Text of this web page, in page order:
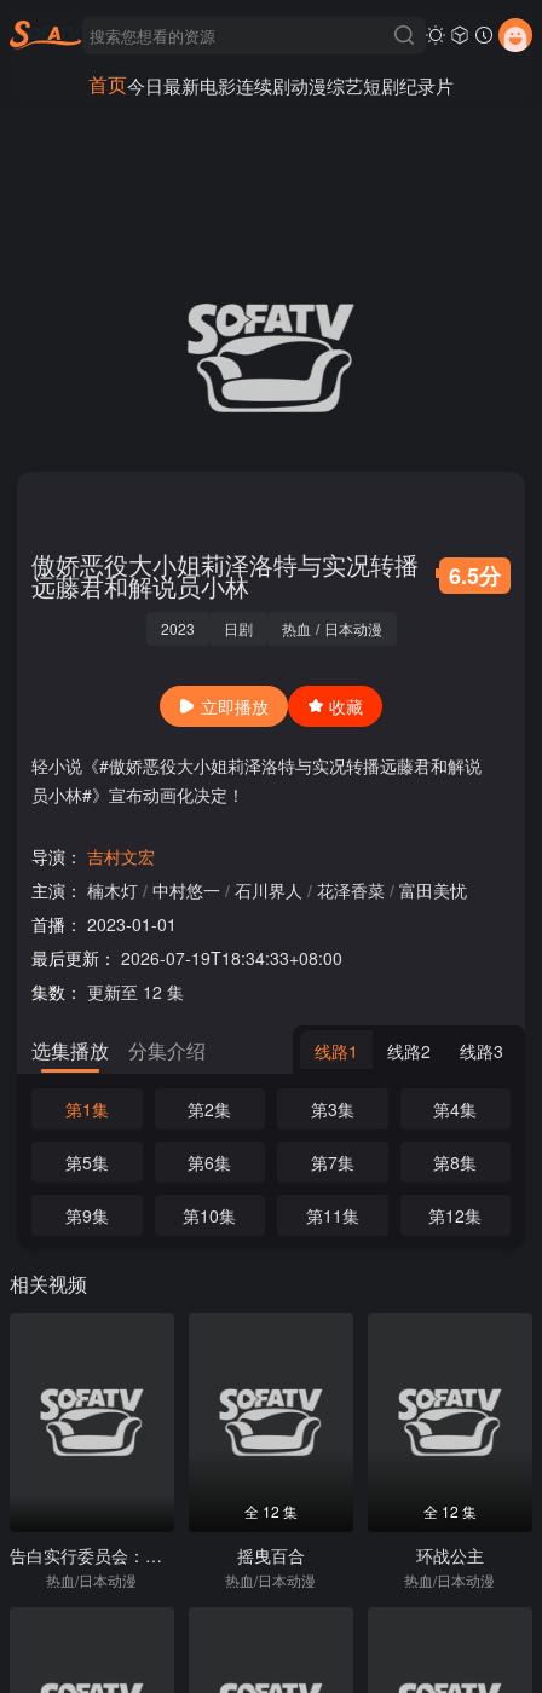
首页今日最新电影连续剧动漫综艺短剧纪录片
傲娇恶役大小姐莉泽洛特与实况转播
远藤君和解说员小林 6.5分
2023 日剧 热血 / 日本动漫
立即播放 收藏
轻小说《#傲娇恶役大小姐莉泽洛特与实况转播远藤君和解说
员小林#》宣布动画化决定！
导演： 吉村文宏
主演： 楠木灯 / 中村悠一 / 石川界人 / 花泽香菜 / 富田美忧
首播： 2023-01-01
最后更新： 2026-07-19T18:34:33+08:00
集数： 更新至 12 集
选集播放 分集介绍 线路1 线路2 线路3
第1集 第2集 第3集 第4集
第5集 第6集 第7集 第8集
第9集 第10集 第11集 第12集
相关视频
告白实行委员会：喜欢上你的那个瞬间
热血/日本动漫
全 12 集
摇曳百合
热血/日本动漫
全 12 集
环战公主
热血/日本动漫